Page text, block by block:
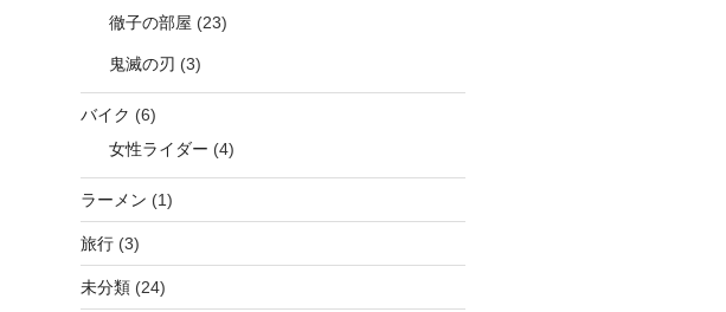
徹子の部屋 (23)
鬼滅の刃 (3)
バイク (6)
女性ライダー (4)
ラーメン (1)
旅行(3)
未分類(24)